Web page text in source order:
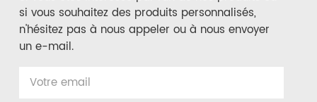
si vous souhaitez des produits personnalisés,
n'hésitez pas à nous appeler ou à nous envoyer
un e-mail.